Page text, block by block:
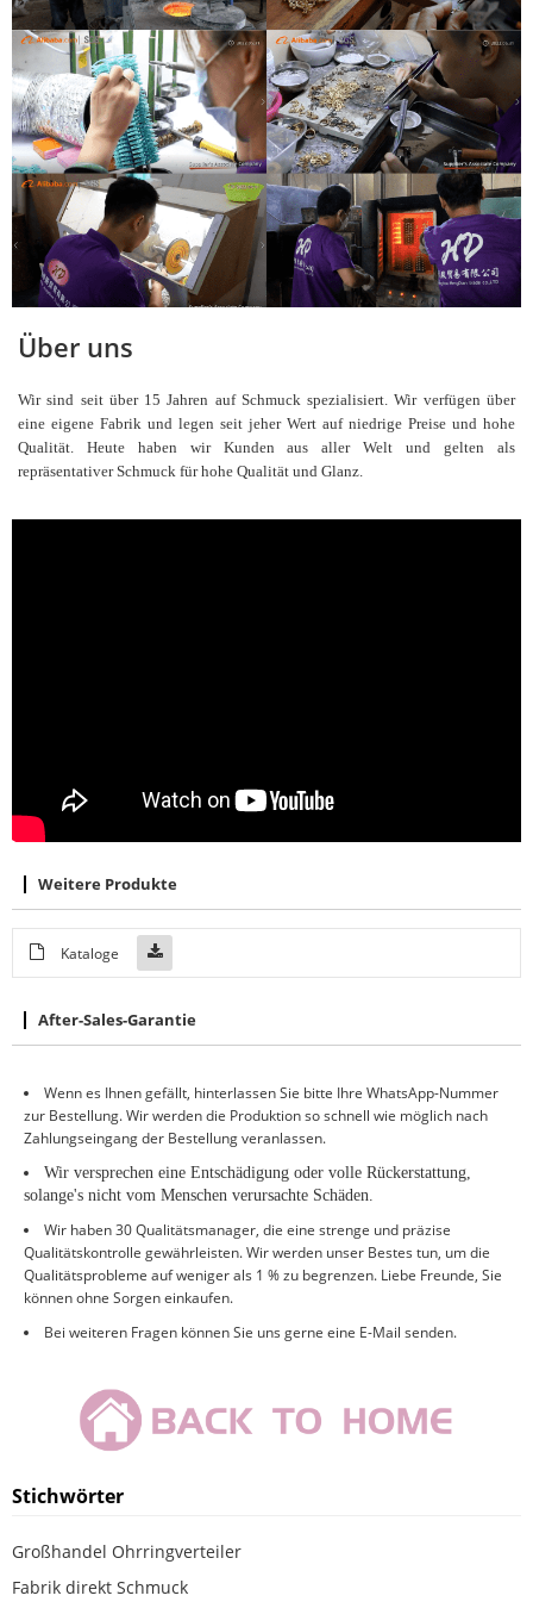
Über uns
Wir sind seit über 15 Jahren auf Schmuck spezialisiert. Wir verfügen über
eine eigene Fabrik und legen seit jeher Wert auf niedrige Preise und hohe
Qualität. Heute haben wir Kunden aus aller Welt und gelten als
repräsentativer Schmuck für hohe Qualität und Glanz.
Weitere Produkte
Kataloge
After-Sales-Garantie
Wenn es Ihnen gefällt, hinterlassen Sie bitte Ihre WhatsApp-Nummer
zur Bestellung. Wir werden die Produktion so schnell wie möglich nach
Zahlungseingang der Bestellung veranlassen.
Wir versprechen eine Entschädigung oder volle Rückerstattung,
solange's nicht vom Menschen verursachte Schäden.
Wir haben 30 Qualitätsmanager, die eine strenge und präzise
Qualitätskontrolle gewährleisten. Wir werden unser Bestes tun, um die
Qualitätsprobleme auf weniger als 1 % zu begrenzen. Liebe Freunde, Sie
können ohne Sorgen einkaufen.
Bei weiteren Fragen können Sie uns gerne eine E-Mail senden.
Stichwörter
Großhandel Ohrringverteiler
Fabrik direkt Schmuck